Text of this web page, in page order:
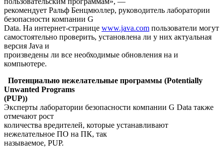
рекомендует Ральф Бенцмюллер, руководитель лаборатории
безопасности компании G
Data. На интернет-странице www.java.com пользователи могут
самостоятельно проверить, установлена ли у них актуальная
версия Java и
произведены ли все необходимые обновления на и
компьютере.
Потенциально нежелательные программы (Potentially
Unwanted Programs
(PUP))
Эксперты лаборатории безопасности компании G Data также
отмечают рост
количества вредителей, которые устанавливают
нежелательное ПО на ПК, так
называемое, PUP.